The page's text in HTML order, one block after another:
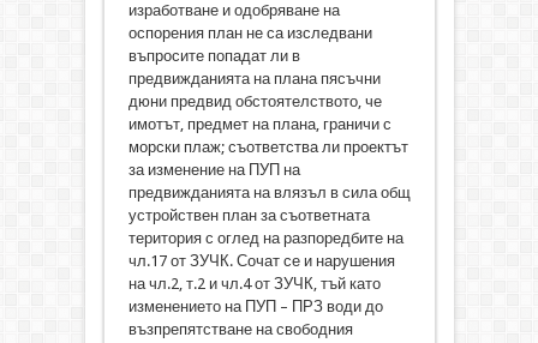
изработване и одобряване на
оспорения план не са изследвани
въпросите попадат ли в
предвижданията на плана пясъчни
дюни предвид обстоятелството, че
имотът, предмет на плана, граничи с
морски плаж; съответства ли проектът
за изменение на ПУП на
предвижданията на влязъл в сила общ
устройствен план за съответната
територия с оглед на разпоредбите на
чл.17 от ЗУЧК. Сочат се и нарушения
на чл.2, т.2 и чл.4 от ЗУЧК, тъй като
изменението на ПУП – ПРЗ води до
възпрепятстване на свободния